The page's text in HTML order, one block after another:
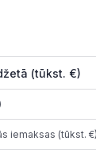
(tūkst. €)
iemaksas (tūkst. €)